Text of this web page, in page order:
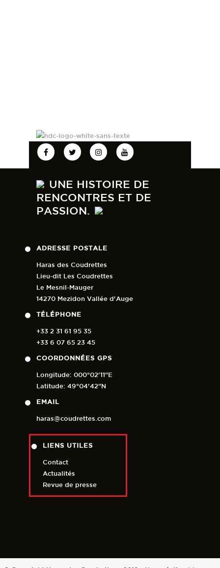
UNE HISTOIRE DE
RENCONTRES ET DE
PASSION.
ADRESSE POSTALE
Haras des Coudrettes
Lieu-dit Les Coudrettes
Le Mesnil-Mauger
14270 Mezidon Vallée d'Auge
TÉLÉPHONE
+33 2 31 61 95 35
+33 6 07 65 23 45
COORDONNÉES GPS
Longitude: 000°02'11"E
Latitude: 49°04'42"N
EMAIL
haras@coudrettes.com
LIENS UTILES
Contact
Actualités
Revue de presse